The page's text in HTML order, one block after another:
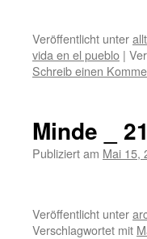
Veröffentlicht unter
vida en el pueblo |
Schreib einen
Minde _
Publiziert am Mai 15,
Veröffentlicht unter
Verschlagwortet mit